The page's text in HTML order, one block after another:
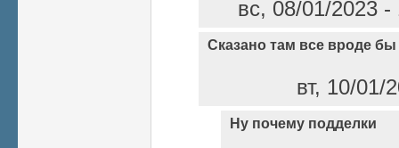
вс, 08/01/2023
Сказано там все вроде бы
вт, 10/01/
Ну почему подделки